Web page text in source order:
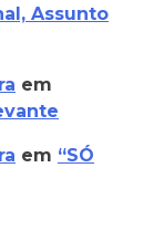
Assunto
em
em “SÓ